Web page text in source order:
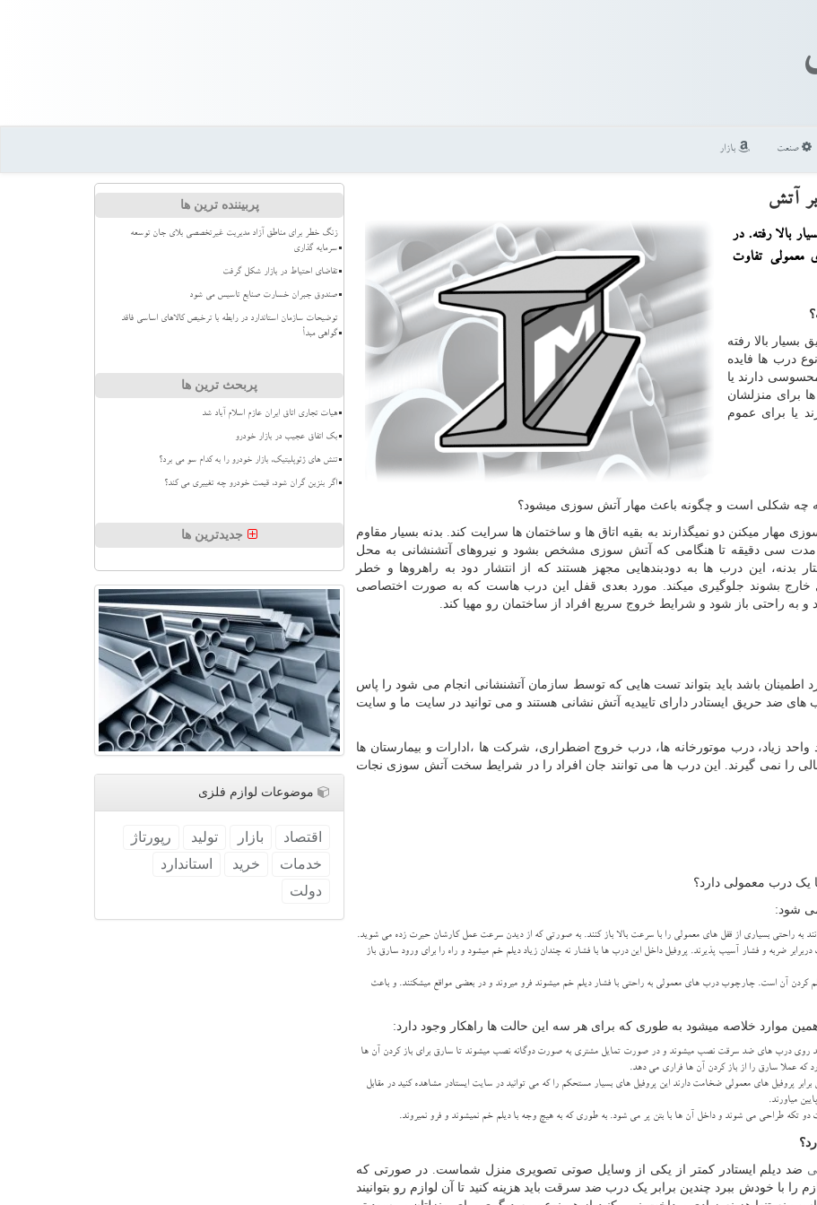
صنعت بازار
آتش
بالا رفته. در
معمولی تفاوت
بالا رفته
درب ها فایده
دارند یا
برای منزلشان
یا برای عموم
چه شکلی است و چگونه باعث مهار آتش سوزی میشود؟
میکنن دو نمیگذارند به بقیه اتاق ها و ساختمان ها سرایت کند. بدنه بسیار مقاوم
مدت سی دقیقه تا هنگامی که آتش سوزی مشخص بشود و نیروهای آتشنشانی به محل
بدنه، این درب ها به دودبندهایی مجهز هستند که از انتشار دود به راهروها و خطر
خارج بشوند جلوگیری میکند. مورد بعدی قفل این درب هاست که به صورت اختصاصی
راحتی باز شود و شرایط خروج سریع افراد از ساختمان رو مهیا کند.
باشد باید بتواند تست هایی که توسط سازمان آتشنشانی انجام می شود را پاس
های ضد حریق ایستادر دارای تاییدیه آتش نشانی هستند و می توانید در سایت ما و سایت
واحد زیاد، درب موتورخانه ها، درب خروج اضطراری، شرکت ها ،ادارات و بیمارستان ها
را نمی گیرند. این درب ها می توانند جان افراد را در شرایط سخت آتش سوزی نجات
یک درب معمولی دارد؟
شود:
به راحتی بسیاری از قفل های معمولی را با سرعت بالا باز کنند. به صورتی که از دیدن سرعت عمل کارشان حیرت زده می شوید.
ضربه و فشار آسیب پذیرند. پروفیل داخل این درب ها با فشار نه چندان زیاد دیلم خم میشود و راه را برای ورود سارق باز
آن است. چارچوب درب های معمولی به راحتی با فشار دیلم خم میشوند فرو میروند و در بعضی مواقع میشکنند. و باعث
موارد خلاصه میشود به طوری که برای هر سه این حالت ها راهکار وجود دارد:
روی درب های ضد سرقت نصب میشوند و در صورت تمایل مشتری به صورت دوگانه نصب میشوند تا سارق برای باز کردن آن ها
که عملا سارق را از باز کردن آن ها فراری می دهد.
پروفیل های معمولی ضخامت دارند این پروفیل های بسیار مستحکم را که می توانید در سایت ایستادر مشاهده کنید در مقابل
میاورند.
تکه طراحی می شوند و داخل آن ها با بتن پر می شود. به طوری که به هیچ وجه با دیلم خم نمیشوند و فرو نمیروند.
ضد دیلم ایستادر کمتر از یکی از وسایل صوتی تصویری منزل شماست. در صورتی که
با خودش ببرد چندین برابر یک درب ضد سرقت باید هزینه کنید تا آن لوازم رو بتوانیند
پربیننده ترین ها
زنگ خطر برای مناطق آزاد مدیریت غیرتخصصی بلای جان توسعه
سرمایه گذاری
تقاضای احتیاط در بازار شکل گرفت
صندوق جبران خسارت صنایع تاسیس می شود
توضیحات سازمان استاندارد در رابطه با ترخیص کالاهای اساسی فاقد
گواهی مبدأ
پربحث ترین ها
هیات تجاری اتاق ایران عازم اسلام آباد شد
بک اتفاق عجیب در بازار خودرو
تنش های ژئوپلیتیک، بازار خودرو را به کدام سو می برد؟
اگر بنزین گران شود، قیمت خودرو چه تغییری می کند؟
جدیدترین ها
موضوعات لوازم فلزی
اقتصاد بازار تولید
رپورتاژ
خدمات
خرید
استاندارد
دولت